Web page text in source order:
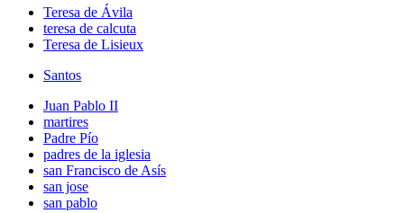
Teresa de Ávila
teresa de calcuta
Teresa de Lisieux
Santos
Juan Pablo II
martires
Padre Pío
padres de la iglesia
san Francisco de Asís
san jose
san pablo